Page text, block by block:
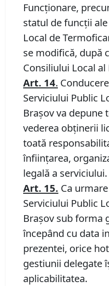
Funcţionare,
statul de funcţii
Local de
se modifică, după
Consiliului Local
Art. 14.
Serviciului Public
Braşov va depune
vederea obţinerii
toată
înfiinţarea,
legală a serviciului.
Art. 15. Ca
Serviciului Public
Braşov sub forma
începând cu data
prezentei, orice
gestiunii delegate
aplicabilitatea.